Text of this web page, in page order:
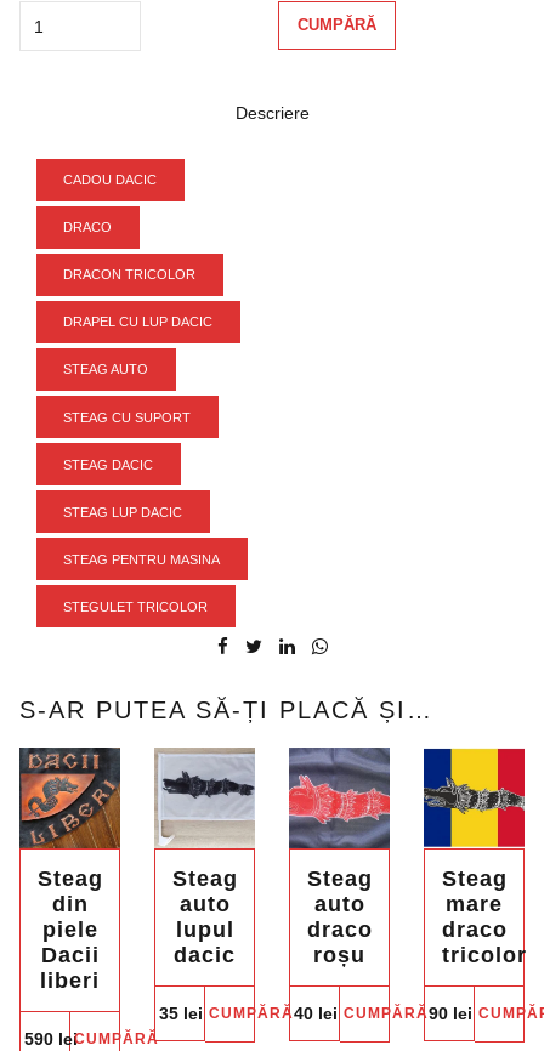
CUMPĂRĂ
Descriere
CADOU DACIC
DRACO
DRACON TRICOLOR
DRAPEL CU LUP DACIC
STEAG AUTO
STEAG CU SUPORT
STEAG DACIC
STEAG LUP DACIC
STEAG PENTRU MASINA
STEGULET TRICOLOR
S-AR PUTEA SĂ-ȚI PLACĂ ȘI…
Steag
din
piele
Dacii
liberi
590 leiCUMPĂRĂ
Steag
auto
lupul
dacic
35 lei CUMPĂRĂ
Steag
auto
draco
roșu
40 lei CUMPĂRĂ
Steag
mare
draco
tricolor
90 lei